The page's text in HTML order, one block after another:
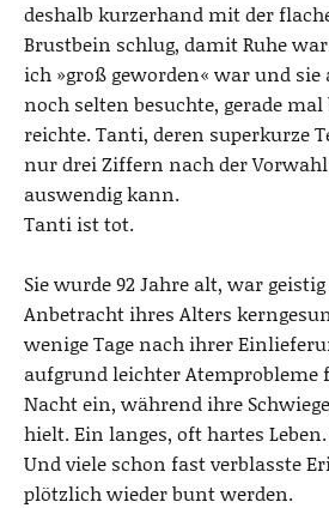
deshalb kurzerhand mit der
Brustbein schlug, damit Ruhe
ich »groß geworden« war und
noch selten besuchte, gerade
reichte. Tanti, deren superkurze
nur drei Ziffern nach der
auswendig kann.
Tanti ist tot.
Sie wurde 92 Jahre alt, war
Anbetracht ihres Alters
wenige Tage nach ihrer
aufgrund leichter
Nacht ein, während ihre
hielt. Ein langes, oft hartes
Und viele schon fast verblasste
plötzlich wieder bunt werden.